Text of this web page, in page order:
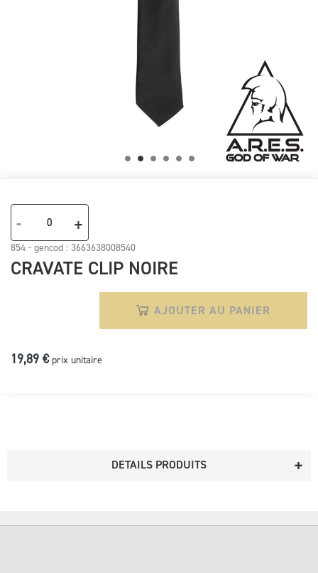
- +
854 - gencod : 3663638008540
CRAVATE CLIP NOIRE
AJOUTER AU PANIER
19,89 € prix unitaire
the
beginning
the
images
DETAILS PRODUITS